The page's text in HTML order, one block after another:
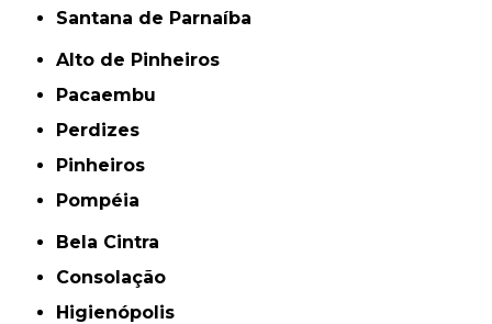
Santana de Parnaíba
Alto de Pinheiros
Pacaembu
Perdizes
Pinheiros
Pompéia
Bela Cintra
Consolação
Higienópolis